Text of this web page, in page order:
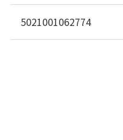
5021001062774